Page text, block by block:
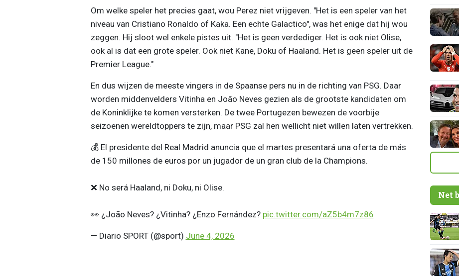
Om welke speler het precies gaat, wou Perez niet vrijgeven. "Het is een speler van het
niveau van Cristiano Ronaldo of Kaka. Een echte Galactico", was het enige dat hij wou
zeggen. Hij sloot wel enkele pistes uit. "Het is geen verdediger. Het is ook niet Olise,
ook al is dat een grote speler. Ook niet Kane, Doku of Haaland. Het is geen speler uit de
Premier League."
En dus wijzen de meeste vingers in de Spaanse pers nu in de richting van PSG. Daar
worden middenvelders Vitinha en João Neves gezien als de grootste kandidaten om
de Koninklijke te komen versterken. De twee Portugezen bewezen de voorbije
seizoenen wereldtoppers te zijn, maar PSG zal hen wellicht niet willen laten vertrekken.
💰 El presidente del Real Madrid anuncia que el martes presentará una oferta de más
de 150 millones de euros por un jugador de un gran club de la Champions.
❌ No será Haaland, ni Doku, ni Olise.
👀 ¿João Neves? ¿Vitinha? ¿Enzo Fernández? pic.twitter.com/aZ5b4m7z86
— Diario SPORT (@sport) June 4, 2026
Net